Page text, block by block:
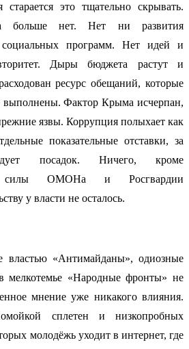
старается это тщательно скрывать.
больше нет. Нет ни развития
программ. Нет идей и
Дыры бюджета растут и
ресурс обещаний, которые
Фактор Крыма исчерпан,
язвы. Коррупция полыхает как
показательные отставки, за
посадок. Ничего, кроме
силы ОМОНа и Росгвардии
у власти не осталось.
властью «Антимайданы», одиозные
мелкотемье «Народные фронты» не
мнение уже никакого влияния.
сплетен и низкопробных
молодёжь уходит в интернет, где